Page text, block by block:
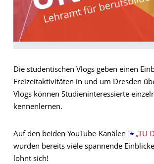
Die studentischen Vlogs geben einen
Freizeitaktivitäten in und um Dresden
Vlogs können Studieninteressierte
kennenlernen.
Auf den beiden YouTube-Kanälen „TU
wurden bereits viele spannende
lohnt sich!